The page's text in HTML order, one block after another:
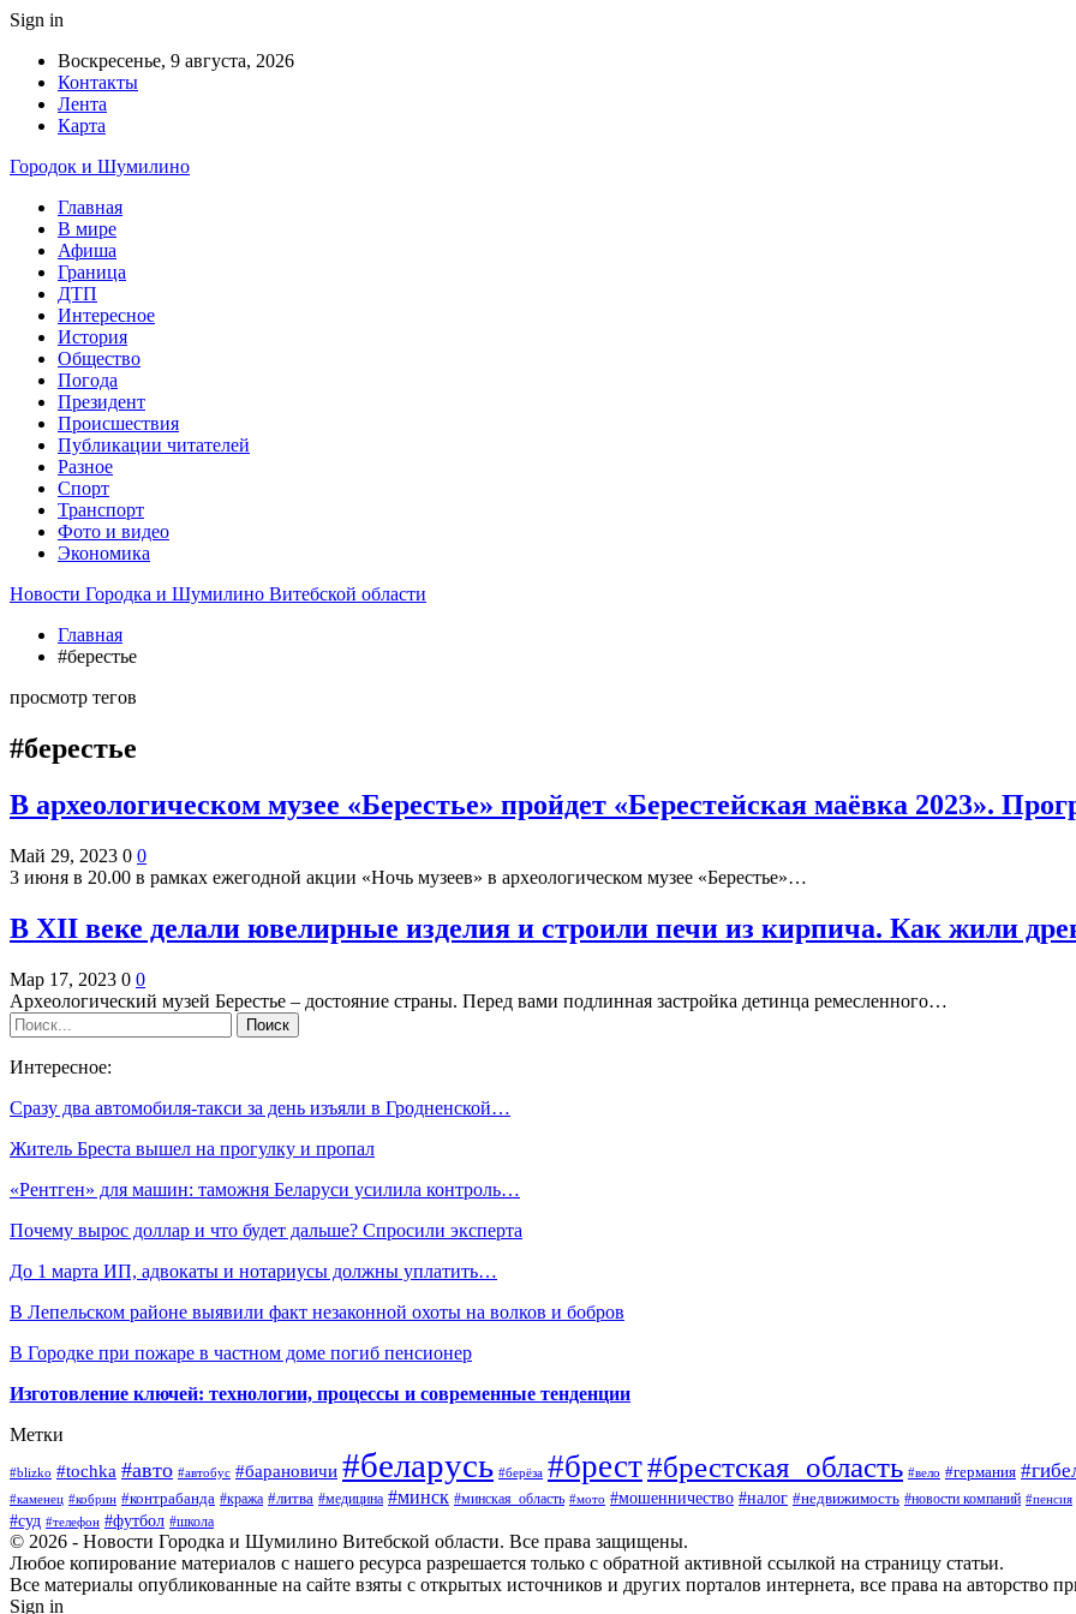
Sign in
Воскресенье, 9 августа, 2026
Контакты
Лента
Карта
Городок и Шумилино
Главная
В мире
Афиша
Граница
ДТП
Интересное
История
Общество
Погода
Президент
Происшествия
Публикации читателей
Разное
Спорт
Транспорт
Фото и видео
Экономика
Новости Городка и Шумилино Витебской области
Главная
#берестье
просмотр тегов
#берестье
В археологическом музее «Берестье» пройдет «Берестейская маёвка 2023».
Май 29, 2023 0 0
3 июня в 20.00 в рамках ежегодной акции «Ночь музеев» в археологическом музее «Берестье»…
В XII веке делали ювелирные изделия и строили печи из кирпича. Как жили
Мар 17, 2023 0 0
Археологический музей Берестье – достояние страны. Перед вами подлинная застройка детинца ремесленного…
Интересное:
Сразу два автомобиля-такси за день изъяли в Гродненской…
Житель Бреста вышел на прогулку и пропал
«Рентген» для машин: таможня Беларуси усилила контроль…
Почему вырос доллар и что будет дальше? Спросили эксперта
До 1 марта ИП, адвокаты и нотариусы должны уплатить…
В Лепельском районе выявили факт незаконной охоты на волков и бобров
В Городке при пожаре в частном доме погиб пенсионер
Изготовление ключей: технологии, процессы и современные тенденции
Метки
#blizko #tochka #авто #автобус #барановичи #беларусь #берёза #брест#брестская_область #вело #германия
#каменец #кобрин #контрабанда #кража #литва #медицина #минск #минская_область #мото #мошенничество #налог #недвижимость #новости компаний #пенсия
#суд #телефон #футбол #школа
© 2026 - Новости Городка и Шумилино Витебской области. Все права защищены.
Любое копирование материалов с нашего ресурса разрешается только с обратной активной ссылкой на страницу статьи.
Все материалы опубликованные на сайте взяты с открытых источников и других порталов интернета, все права на авторство
Sign in